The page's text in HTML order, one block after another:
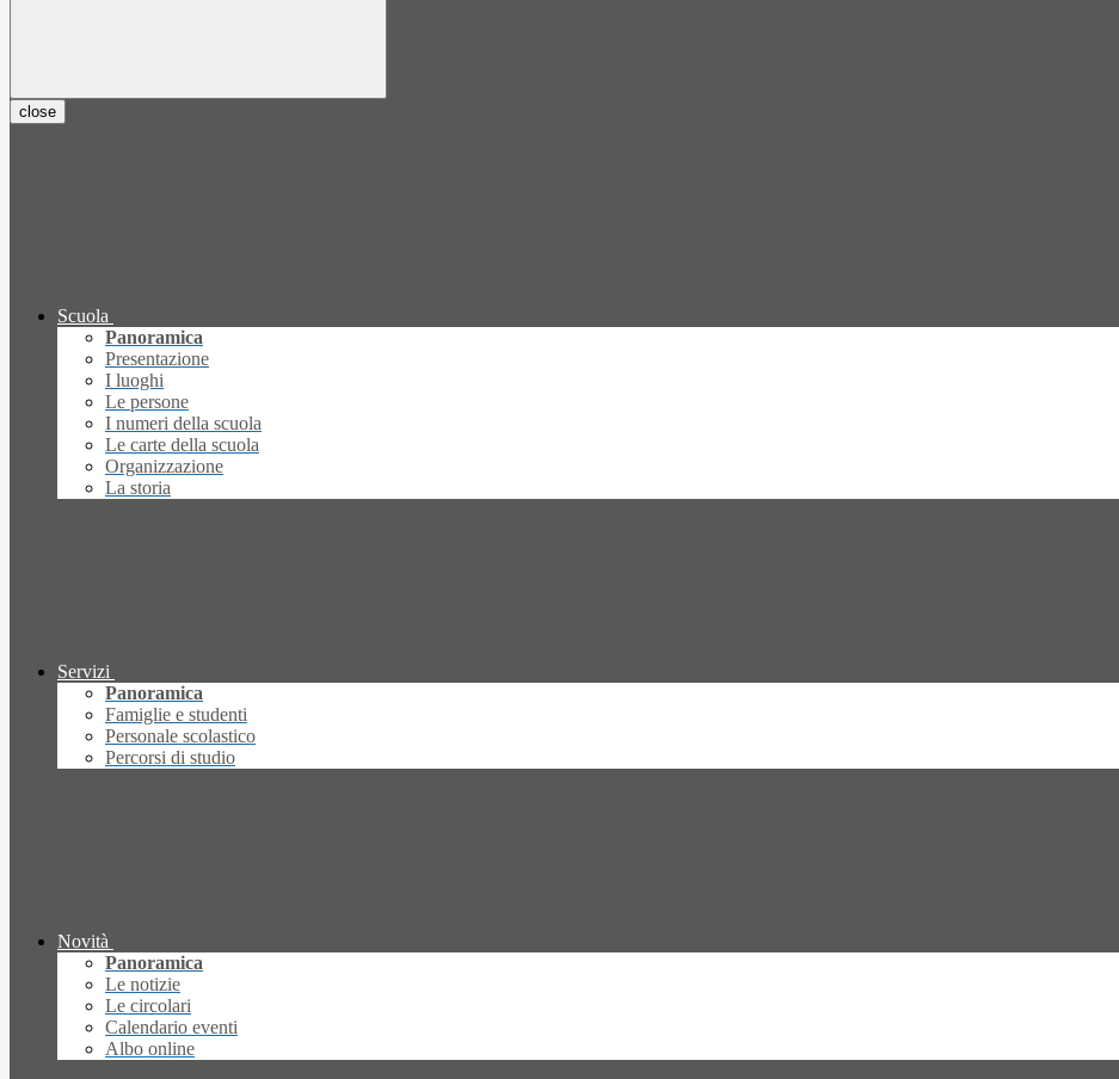
close
Scuola
Panoramica
Presentazione
I luoghi
Le persone
I numeri della scuola
Le carte della scuola
Organizzazione
La storia
Servizi
Panoramica
Famiglie e studenti
Personale scolastico
Percorsi di studio
Novità
Panoramica
Le notizie
Le circolari
Calendario eventi
Albo online